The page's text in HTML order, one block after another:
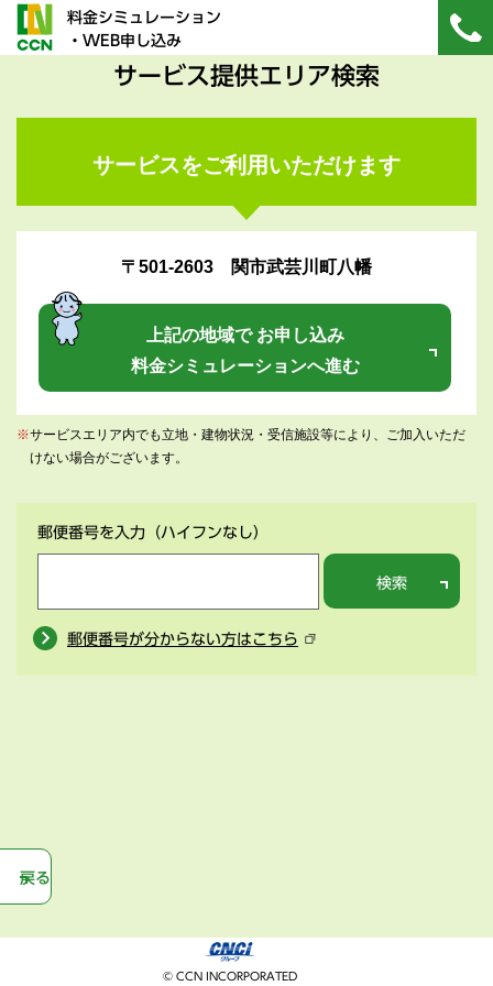
料金シミュレーション
・WEB申し込み
サービス提供エリア検索
サービスをご利用いただけます
〒501-2603 関市武芸川町八幡
上記の地域で お申し込み
料金シミュレーションへ進む
※サービスエリア内でも立地・建物状況・受信施設等により、ご加入いただ
けない場合がございます。
郵便番号を入力 （ハイフンなし）
検索
郵便番号が分からない方はこちら
戻る
© CCN INCORPORATED